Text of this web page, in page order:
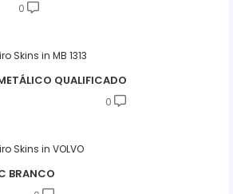
0
Skins MB 1313
QUALIFICADO
0
Skins VOLVO
BRANCO